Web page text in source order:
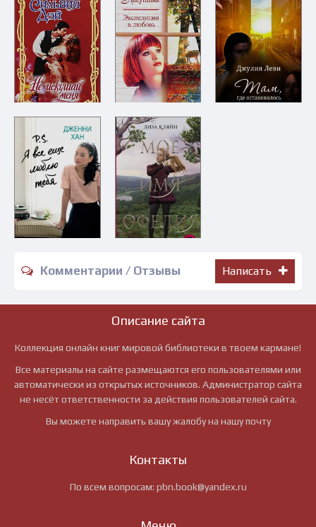
Комментарии / Отзывы Написать
Описание сайта
Коллекция онлайн книг мировой библиотеки в твоем кармане!
Все материалы на сайте размещаются его пользователями или
автоматически из открытых источников. Администратор сайта
не несёт ответственности за действия пользователей сайта.
Вы можете направить вашу жалобу на нашу почту
Контакты
По всем вопросам: pbn.book@yandex.ru